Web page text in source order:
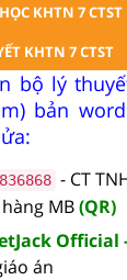
KHTN 7 CTST
KHTN 7 CTST
bộ lý
bản
- CT
hàng MB(QR)
Official
án